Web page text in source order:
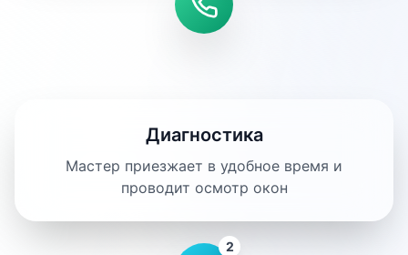
Диагностика
Мастер приезжает в удобное время и
проводит осмотр окон
2